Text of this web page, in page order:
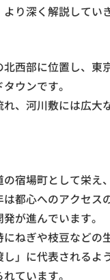
り深く解説してい
西部に位置し、東
ウンです。
、河川敷には広大
宿場町として栄え
都心へのアクセス
が進んでいます。
ねぎや枝豆などの
し」に代表されるよ
ています。